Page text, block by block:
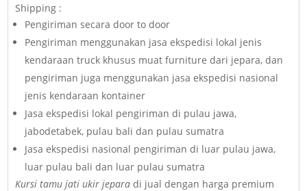
Shipping :
Pengiriman secara door to door
Pengiriman menggunakan jasa ekspedisi lokal jenis
kendaraan truck khusus muat furniture dari jepara, dan
pengiriman juga menggunakan jasa ekspedisi nasional
jenis kendaraan kontainer
Jasa ekspedisi lokal pengiriman di pulau jawa,
jabodetabek, pulau bali dan pulau sumatra
Jasa ekspedisi nasional pengiriman di luar pulau jawa,
luar pulau bali dan luar pulau sumatra
Kursi tamu jati ukir jepara di jual dengan harga premium